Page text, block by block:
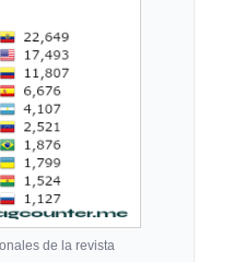
de la revista